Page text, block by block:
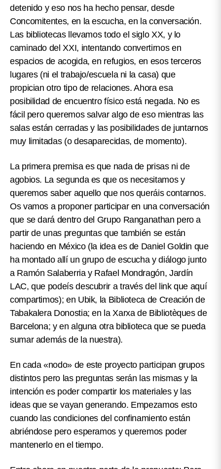
detenido y eso nos ha hecho pensar, desde
Concomitentes, en la escucha, en la conversación.
Las bibliotecas llevamos todo el siglo XX, y lo
caminado del XXI, intentando convertirnos en
espacios de acogida, en refugios, en esos terceros
lugares (ni el trabajo/escuela ni la casa) que
propician otro tipo de relaciones. Ahora esa
posibilidad de encuentro físico está negada. No es
fácil pero queremos salvar algo de eso mientras las
salas están cerradas y las posibilidades de juntarnos
muy limitadas (o desaparecidas, de momento).
La primera premisa es que nada de prisas ni de
agobios. La segunda es que os necesitamos y
queremos saber aquello que nos queráis contarnos.
Os vamos a proponer participar en una conversación
que se dará dentro del Grupo Ranganathan pero a
partir de unas preguntas que también se están
haciendo en México (la idea es de Daniel Goldin que
ha montado allí un grupo de escucha y diálogo junto
a Ramón Salaberria y Rafael Mondragón, Jardín
LAC, que podeís descubrir a través del link que aquí
compartimos); en Ubik, la Biblioteca de Creación de
Tabakalera Donostia; en la Xarxa de Bibliotèques de
Barcelona; y en alguna otra biblioteca que se pueda
sumar además de la nuestra).
En cada «nodo» de este proyecto participan grupos
distintos pero las preguntas serán las mismas y la
intención es poder compartir los materiales y las
ideas que se vayan generando. Empezamos esto
cuando las condiciones del confinamiento están
abriéndose pero esperamos y queremos poder
mantenerlo en el tiempo.